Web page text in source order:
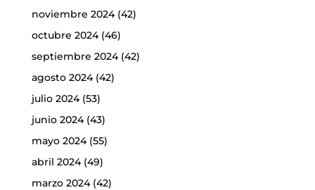
noviembre 2024(42)
octubre 2024(46)
septiembre 2024(42)
agosto 2024(42)
julio 2024(53)
junio 2024(43)
mayo 2024(55)
abril 2024(49)
marzo 2024(42)